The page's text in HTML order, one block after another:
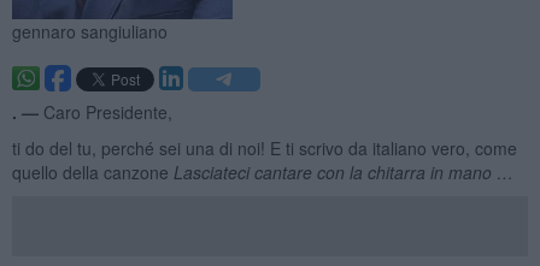
gennaro sangiuliano
. — Caro Presidente,
ti do del tu, perché sei una di noi! E ti scrivo da italiano vero, come
quello della canzone Lasciateci cantare con la chitarra in mano …